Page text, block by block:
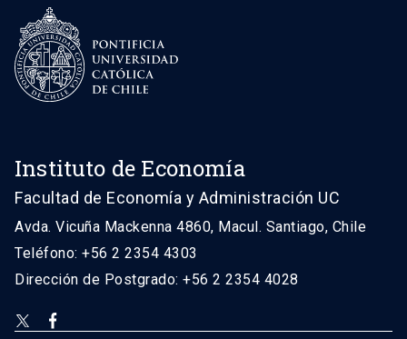
Instituto de Economía
Facultad de Economía y Administración UC
Avda. Vicuña Mackenna 4860, Macul. Santiago, Chile
Teléfono: +56 2 2354 4303
Dirección de Postgrado: +56 2 2354 4028